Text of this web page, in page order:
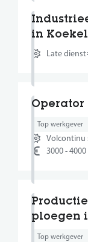
in
Late dienst
Top werkgever
Volcontinu
3000 - 4000
ploegen
Top werkgever